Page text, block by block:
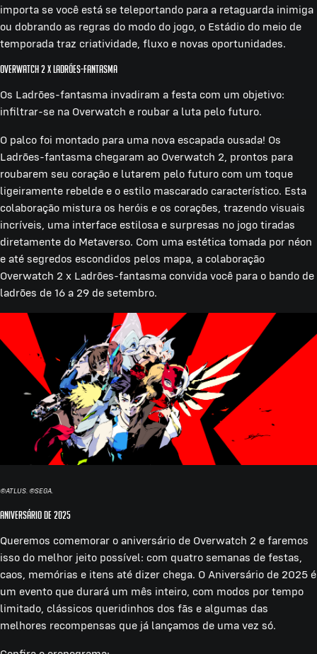
importa se você está se teleportando para a retaguarda inimiga
ou dobrando as regras do modo do jogo, o Estádio do meio de
temporada traz criatividade, fluxo e novas oportunidades.
Overwatch 2 x Ladrões-fantasma
Os Ladrões-fantasma invadiram a festa com um objetivo:
infiltrar-se na Overwatch e roubar a luta pelo futuro.
O palco foi montado para uma nova escapada ousada! Os
Ladrões-fantasma chegaram ao Overwatch 2, prontos para
roubarem seu coração e lutarem pelo futuro com um toque
ligeiramente rebelde e o estilo mascarado característico. Esta
colaboração mistura os heróis e os corações, trazendo visuais
incríveis, uma interface estilosa e surpresas no jogo tiradas
diretamente do Metaverso. Com uma estética tomada por néon
e até segredos escondidos pelos mapa, a colaboração
Overwatch 2 x Ladrões-fantasma convida você para o bando de
ladrões de 16 a 29 de setembro.
©ATLUS. ©SEGA.
Aniversário de 2025
Queremos comemorar o aniversário de Overwatch 2 e faremos
isso do melhor jeito possível: com quatro semanas de festas,
caos, memórias e itens até dizer chega. O Aniversário de 2025 é
um evento que durará um mês inteiro, com modos por tempo
limitado, clássicos queridinhos dos fãs e algumas das
melhores recompensas que já lançamos de uma vez só.